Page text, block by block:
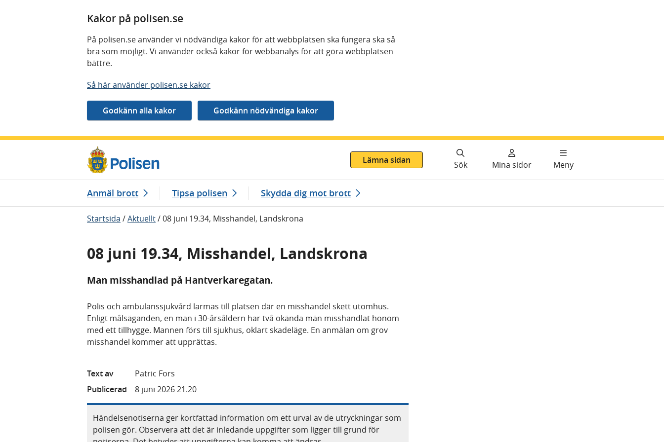
Kakor på polisen.se
På polisen.se använder vi nödvändiga kakor för att webbplatsen ska fungera ska så
bra som möjligt. Vi använder också kakor för webbanalys för att göra webbplatsen
bättre.
Så här använder polisen.se kakor
Lämna sidan
Sök Mina sidor Meny
Anmäl brott Tipsa polisen Skydda dig mot brott
Startsida /Aktuellt/08 juni 19.34, Misshandel, Landskrona
08 juni 19.34, Misshandel, Landskrona
Man misshandlad på Hantverkaregatan.
Polis och ambulanssjukvård larmas till platsen där en misshandel skett utomhus.
Enligt målsäganden, en man i 30-årsåldern har två okända män misshandlat honom
med ett tillhygge. Mannen förs till sjukhus, oklart skadeläge. En anmälan om grov
misshandel kommer att upprättas.
Text av
Patric Fors
Publicerad
8 juni 2026 21.20
Händelsenotiserna ger kortfattad information om ett urval av de utryckningar som
polisen gör. Observera att det är inledande uppgifter som ligger till grund för